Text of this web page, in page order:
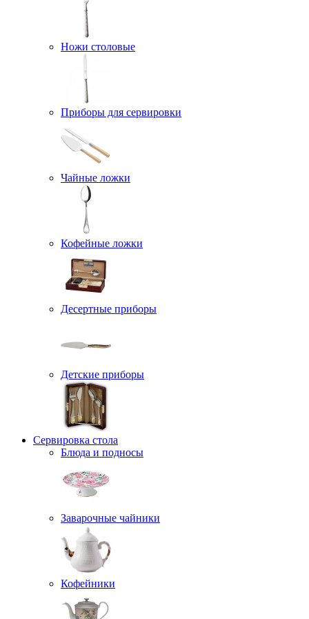
Ножи столовые
Приборы для сервировки
Чайные ложки
Кофейные ложки
Десертные приборы
Детские приборы
Сервировка стола
Блюда и подносы
Заварочные чайники
Кофейники